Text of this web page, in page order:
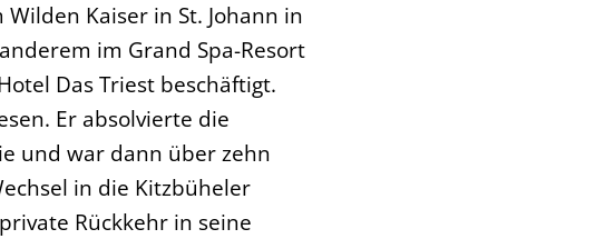
Kaiser in St. Johann in
im Grand Spa-Resort
Das Triest beschäftigt.
Er absolvierte die
und war dann über zehn
in die Kitzbüheler
Rückkehr in seine